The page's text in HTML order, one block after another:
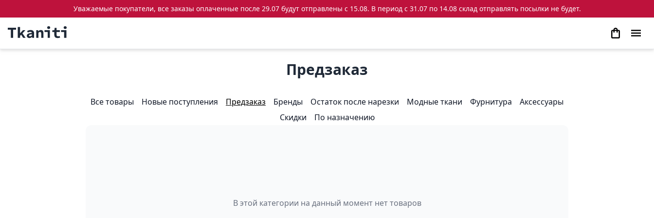
Уважаемые покупатели, все заказы оплаченные после 29.07 будут отправлены с 15.08. В период с 31.07 по 14.08 склад отправлять посылки не будет.
Предзаказ
Все товары Новые поступления Предзаказ Бренды Остаток после нарезки Модные ткани Фурнитура
Аксессуары
Скидки
По назначению
В этой категории на данный момент нет товаров